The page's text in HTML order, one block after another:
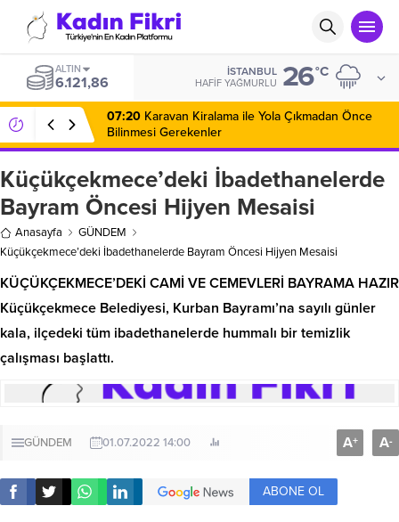
ALTIN
6.121,86
İSTANBUL
HAFIF YAĞMURLU 26°C
07:20 Karavan Kiralama ile Yola Çıkmadan Önce
Bilinmesi Gerekenler
Küçükçekmece’deki İbadethanelerde
Bayram Öncesi Hijyen Mesaisi
Anasayfa
GÜNDEM
Küçükçekmece’deki İbadethanelerde Bayram Öncesi Hijyen Mesaisi
KÜÇÜKÇEKMECE’DEKİ CAMİ VE CEMEVLERİ BAYRAMA HAZIR
Küçükçekmece Belediyesi, Kurban Bayramı’na sayılı günler
kala, ilçedeki tüm ibadethanelerde hummalı bir temizlik
çalışması başlattı.
GÜNDEM 01.07.2022 14:00 A+ A-
ABONE OL